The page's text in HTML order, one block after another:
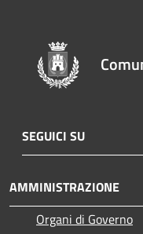
SEGUICI SU
AMMINISTRAZIONE
Organi di Governo